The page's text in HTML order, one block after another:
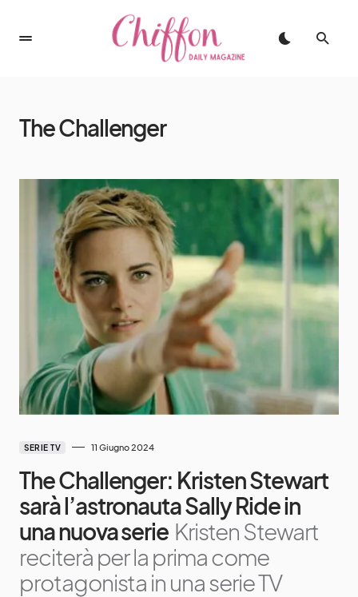
The Challenger
SERIE TV 11 Giugno 2024
The Challenger: Kristen Stewart
sarà l’astronauta Sally Ride in
una nuova serie Kristen Stewart
reciterà per la prima come
protagonista in una serie TV